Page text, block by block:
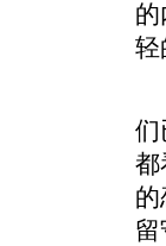
的
轻
们
都
的
留